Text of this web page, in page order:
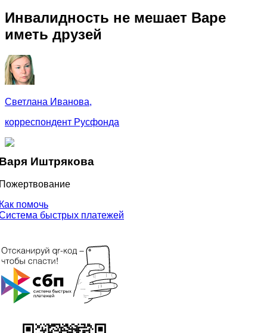
Инвалидность не мешает Варе
иметь друзей
Светлана Иванова,
корреспондент Русфонда
Иштрякова
помочь
быстрых платежей